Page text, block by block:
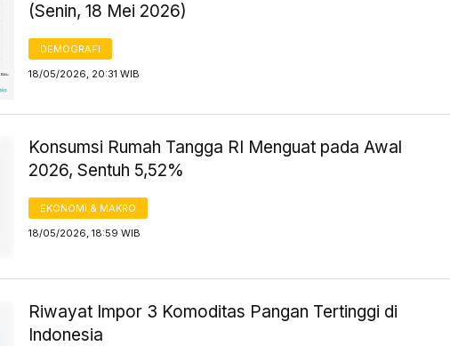
(Senin, 18 Mei 2026)
DEMOGRAFI
18/05/2026, 20:31 WIB
Konsumsi Rumah Tangga RI Menguat pada Awal
2026, Sentuh 5,52%
EKONOMI & MAKRO
18/05/2026, 18:59 WIB
Riwayat Impor 3 Komoditas Pangan Tertinggi di
Indonesia